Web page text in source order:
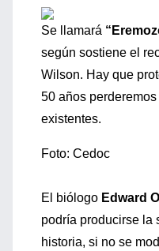
Se llamará
según sostiene el
Wilson. Hay que
50 años
existentes.
Foto: Cedoc
El biólogo Edward
podría producirse la
historia, si no se